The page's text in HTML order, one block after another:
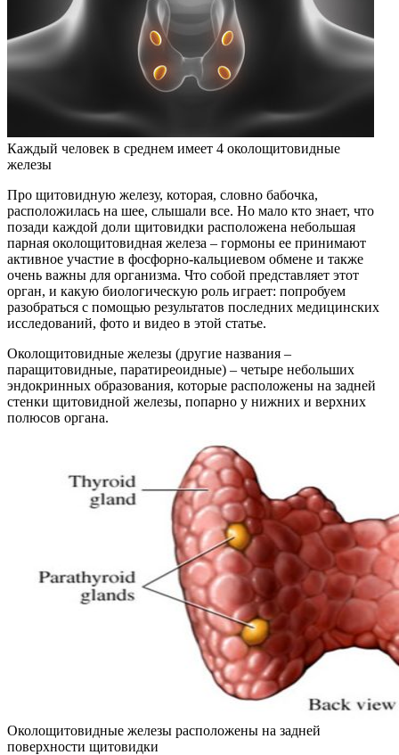
Каждый человек в среднем имеет 4 околощитовидные
железы
Про щитовидную железу, которая, словно бабочка,
расположилась на шее, слышали все. Но мало кто знает, что
позади каждой доли щитовидки расположена небольшая
парная околощитовидная железа – гормоны ее принимают
активное участие в фосфорно-кальциевом обмене и также
очень важны для организма. Что собой представляет этот
орган, и какую биологическую роль играет: попробуем
разобраться с помощью результатов последних медицинских
исследований, фото и видео в этой статье.
Околощитовидные железы (другие названия –
паращитовидные, паратиреоидные) – четыре небольших
эндокринных образования, которые расположены на задней
стенки щитовидной железы, попарно у нижних и верхних
полюсов органа.
Околощитовидные железы расположены на задней
поверхности щитовидки